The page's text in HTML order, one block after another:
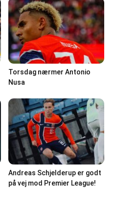
Torsdag nærmer Antonio
Nusa
Andreas Schjelderup er godt
på vej mod Premier League!